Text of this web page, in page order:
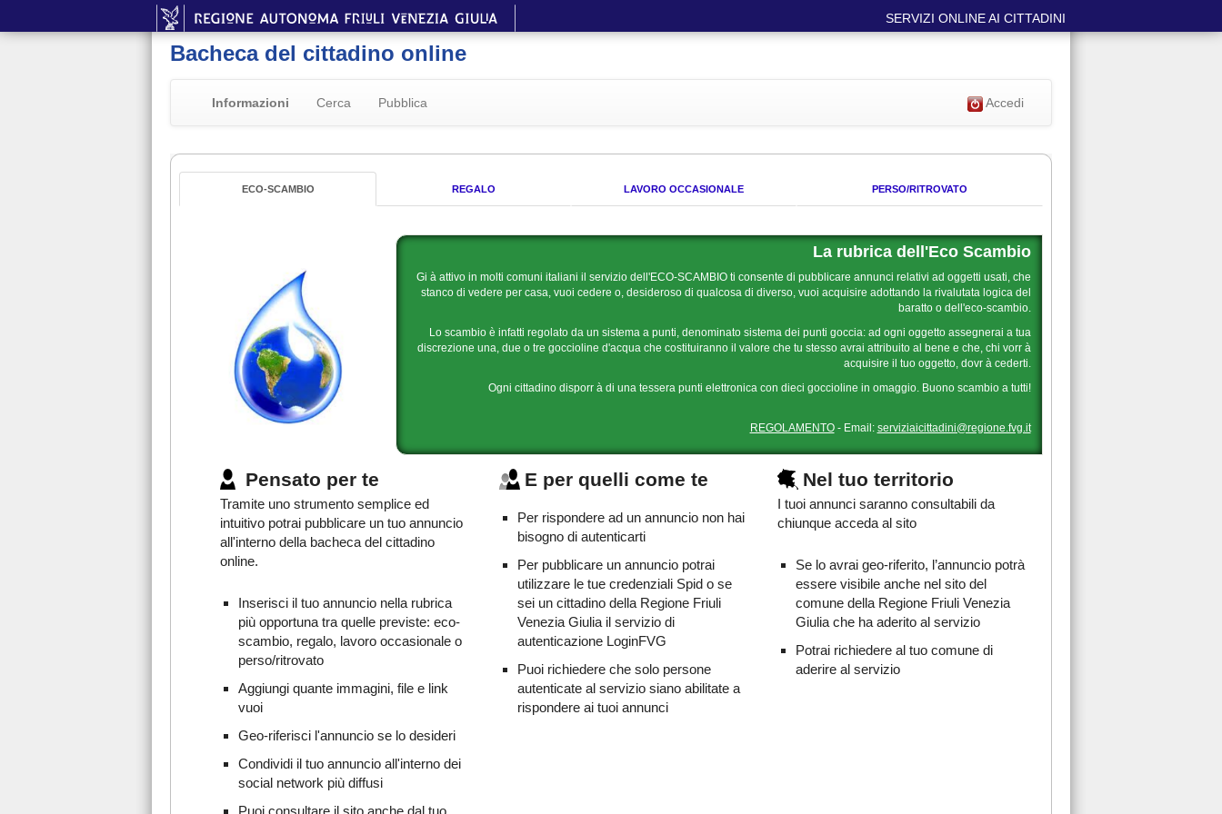
SERVIZI ONLINE AI CITTADINI
Bacheca del cittadino online
Informazioni Cerca Pubblica Accedi
ECO-SCAMBIO REGALO LAVORO OCCASIONALE PERSO/RITROVATO
La rubrica dell'Eco Scambio
Gi à attivo in molti comuni italiani il servizio dell'ECO-SCAMBIO ti consente di pubblicare annunci relativi ad oggetti usati, che
stanco di vedere per casa, vuoi cedere o, desideroso di qualcosa di diverso, vuoi acquisire adottando la rivalutata logica del
baratto o dell'eco-scambio.
Lo scambio è infatti regolato da un sistema a punti, denominato sistema dei punti goccia: ad ogni oggetto assegnerai a tua
discrezione una, due o tre goccioline d'acqua che costituiranno il valore che tu stesso avrai attribuito al bene e che, chi vorr à
acquisire il tuo oggetto, dovr à cederti.
Ogni cittadino disporr à di una tessera punti elettronica con dieci goccioline in omaggio. Buono scambio a tutti!
REGOLAMENTO- Email: serviziaicittadini@regione.fvg.it
Pensato per te
Tramite uno strumento semplice ed
intuitivo potrai pubblicare un tuo annuncio
all'interno della bacheca del cittadino
online.
Inserisci il tuo annuncio nella rubrica
più opportuna tra quelle previste: eco-
scambio, regalo, lavoro occasionale o
perso/ritrovato
Aggiungi quante immagini, file e link
vuoi
Geo-riferisci l'annuncio se lo desideri
Condividi il tuo annuncio all'interno dei
social network più diffusi
Puoi consultare il sito anche dal tuo
E per quelli come te
Per rispondere ad un annuncio non hai
bisogno di autenticarti
Per pubblicare un annuncio potrai
utilizzare le tue credenziali Spid o se
sei un cittadino della Regione Friuli
Venezia Giulia il servizio di
autenticazione LoginFVG
Puoi richiedere che solo persone
autenticate al servizio siano abilitate a
rispondere ai tuoi annunci
Nel tuo territorio
I tuoi annunci saranno consultabili da
chiunque acceda al sito
Se lo avrai geo-riferito, l’annuncio potrà
essere visibile anche nel sito del
comune della Regione Friuli Venezia
Giulia che ha aderito al servizio
Potrai richiedere al tuo comune di
aderire al servizio